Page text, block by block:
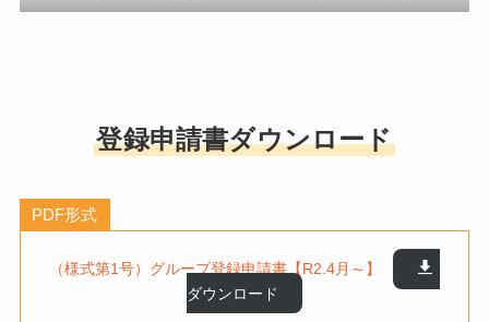
登録申請書ダウンロード
PDF形式
（様式第1号）グループ登録申請書【R2.4月～】
ダウンロード